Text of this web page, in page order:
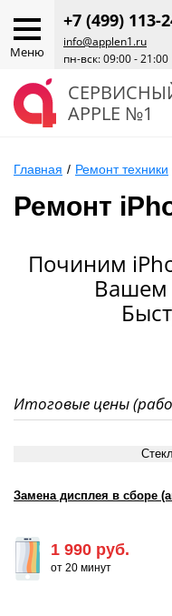
Меню
+7 (499) 113-
info@applen1.ru
пн-вск: 09:00 - 21:00
APPLE №1
Главная / Ремонт техники
Ремонт
Починим
Вашем
Итоговые цены
1 990 руб.
от 20 минут
Замена дисплея в сборе